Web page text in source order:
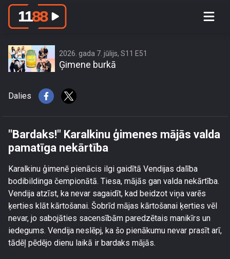
\"Bardaks!\" Karalkinu ģimenes mājās
2026. gada 7. jūlijs, S11 E51
Ģimene burkā
Dalies
"Bardaks!" Karalkinu ģimenes mājās valda
pamatīga nekārtība
Karalkinu ģimenē pienācis ilgi gaidītā Vendijas dalība
bodibildinga čempionātā. Tiesa, mājās gan valda nekārtība.
Vendija atzīst, ka nevar sagaidīt, kad beidzot viņa varēs
ķerties klāt kārtošanai. Šobrīd mājas kārtošanai ķerties vēl
nevar, jo sabojāties sacensībām paredzētais manikīrs un
iedegums. Vendija neslēpj, ka šo pienākumu nevar prasīt arī,
tādēļ pēdējo dienu laikā ir bardaks mājās.